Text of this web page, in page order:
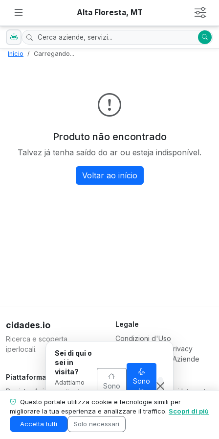
Alta Floresta, MT
Início Carregando...
Produto não encontrado
Talvez já tenha saído do ar ou esteja indisponível.
Voltar ao início
cidades.io
Ricerca e scoperta
iperlocali.
Legale
Condizioni d'Uso
Informativa sulla Privacy
Condizioni per le Aziende
Piattaforma
Registra Azienda
Piani
Contattaci
Area Azienda
Responsabile
Serverplace Servizi Internet
CNPJ 04.114.466/0001-79
© 2026
Questo portale utilizza cookie e tecnologie simili per
migliorare la tua esperienza e analizzare il traffico. Scopri di più
Accetta tutti
Solo necessari
Sei di qui o
sei in
visita?
Adattiamo
quello che
mostriamo
alla tua
situazione.
Sono
Sono
in
visita